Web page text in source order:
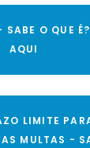
O QUE
AQUI
LIMITE
MULTAS -